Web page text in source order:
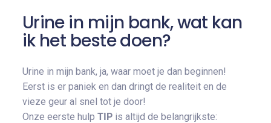
Urine in mijn bank, wat kan
ik het beste doen?
Urine in mijn bank, ja, waar moet je dan beginnen!
Eerst is er paniek en dan dringt de realiteit en de
vieze geur al snel tot je door!
Onze eerste hulp TIPis altijd de belangrijkste: